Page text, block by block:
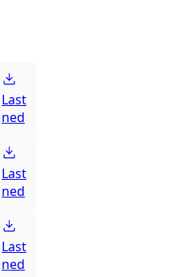
Last
ned
Last
ned
Last
ned